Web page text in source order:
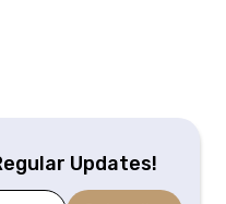
Updates!